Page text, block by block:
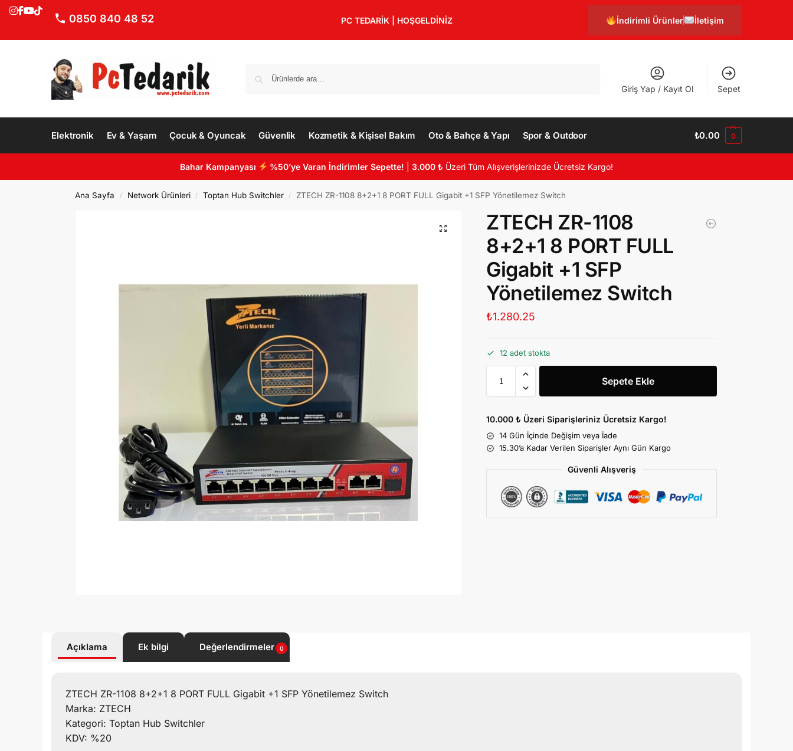
0850 840 48 52 PC TEDARİK | HOŞGELDİNİZ İndirimli Ürünler İletişim
Giriş Yap / Kayıt Ol Sepet
Elektronik Ev & Yaşam Çocuk & Oyuncak Güvenlik Kozmetik & Kişisel Bakım Oto & Bahçe & Yapı Spor & Outdoor ₺0.00 0
Bahar Kampanyası %50’ye Varan İndirimler Sepette! |3.000 ₺ Üzeri Tüm Alışverişlerinizde Ücretsiz Kargo!
Ana Sayfa / Network Ürünleri / Toptan Hub Switchler / ZTECH ZR-1108 8+2+1 8 PORT FULL Gigabit +1 SFP Yönetilemez Switch
ZTECH ZR-1108
8+2+1 8 PORT FULL
Gigabit +1 SFP
Yönetilemez Switch
₺1.280.25
12 adet stokta
Sepete Ekle
10.000 ₺ Üzeri Siparişleriniz Ücretsiz Kargo!
14 Gün İçinde Değişim veya İade
15.30’a Kadar Verilen Siparişler Aynı Gün Kargo
Güvenli Alışveriş
Açıklama Ek bilgi Değerlendirmeler 0
ZTECH ZR-1108 8+2+1 8 PORT FULL Gigabit +1 SFP Yönetilemez Switch
Marka: ZTECH
Kategori: Toptan Hub Switchler
KDV: %20